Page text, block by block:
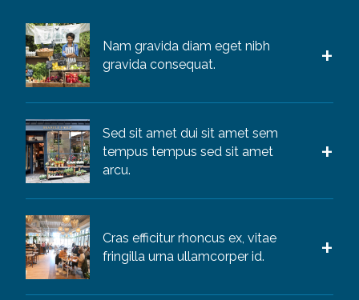
Nam gravida diam eget nibh
gravida consequat.
Sed sit amet dui sit amet sem
tempus tempus sed sit amet
arcu.
Cras efficitur rhoncus ex, vitae
fringilla urna ullamcorper id.